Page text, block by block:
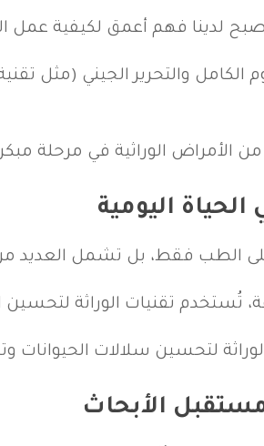
لدينا فهم أعمق لكيفية عمل
والتحرير الجيني (مثل
الأمراض الوراثية في مرحلة
اليومية
الطب فقط، بل تشمل العديد
تُستخدم تقنيات الوراثة لتحسين
لتحسين سلالات
الأبحاث